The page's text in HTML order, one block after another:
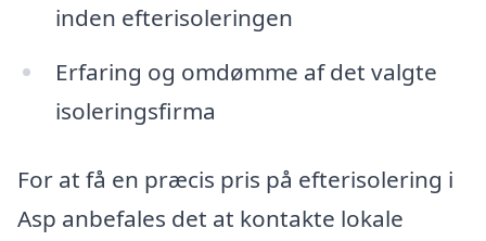
inden efterisoleringen
Erfaring og omdømme af det valgte
isoleringsfirma
For at få en præcis pris på efterisolering i
Asp anbefales det at kontakte lokale